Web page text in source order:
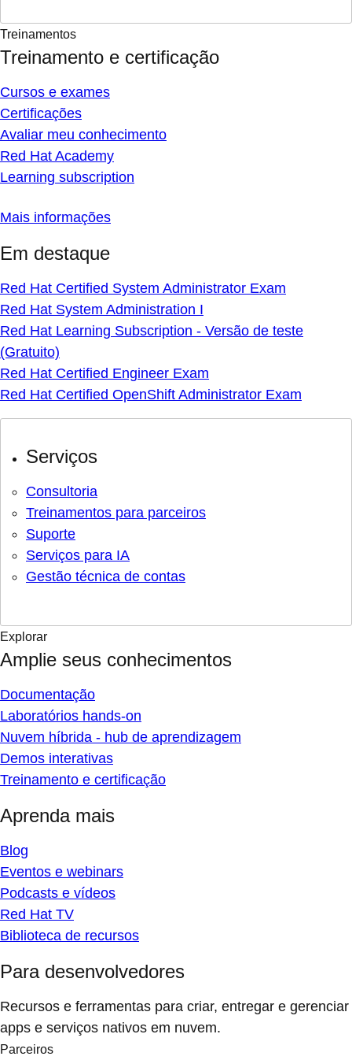
Treinamentos
Treinamento e certificação
Cursos e exames
Certificações
Avaliar meu conhecimento
Red Hat Academy
Learning subscription
Mais informações
Em destaque
Red Hat Certified System Administrator Exam
Red Hat System Administration I
Red Hat Learning Subscription - Versão de teste
(Gratuito)
Red Hat Certified Engineer Exam
Red Hat Certified OpenShift Administrator Exam
Serviços
Consultoria
Treinamentos para parceiros
Suporte
Serviços para IA
Gestão técnica de contas
Explorar
Amplie seus conhecimentos
Documentação
Laboratórios hands-on
Nuvem híbrida - hub de aprendizagem
Demos interativas
Treinamento e certificação
Aprenda mais
Blog
Eventos e webinars
Podcasts e vídeos
Red Hat TV
Biblioteca de recursos
Para desenvolvedores
Recursos e ferramentas para criar, entregar e gerenciar
apps e serviços nativos em nuvem.
Parceiros